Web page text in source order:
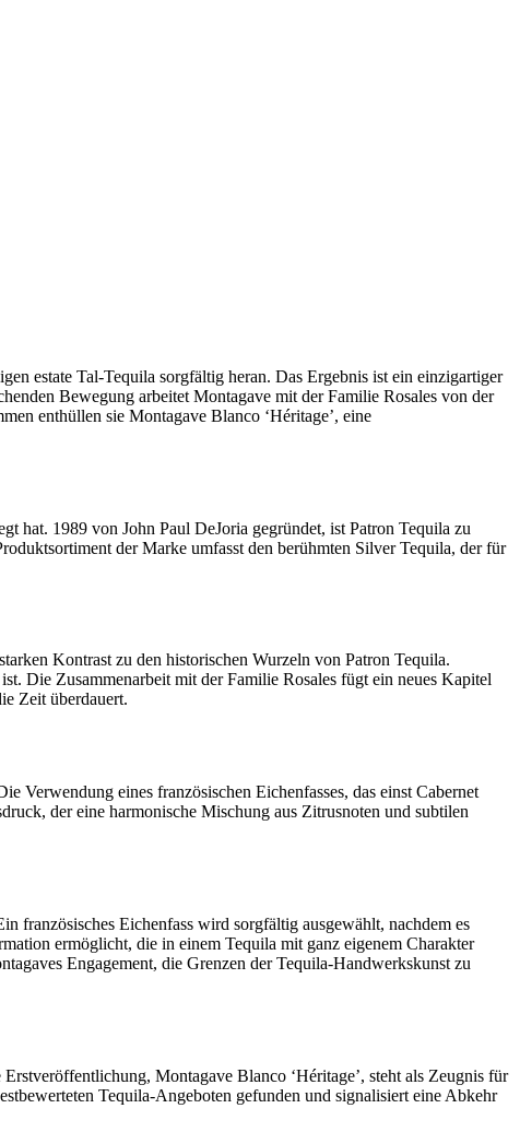
estate Tal-Tequila sorgfältig heran. Das Ergebnis ist ein einzigartiger
Bewegung arbeitet Montagave mit der Familie Rosales von der
enthüllen sie Montagave Blanco ‘Héritage’, eine
hat. 1989 von John Paul DeJoria gegründet, ist Patron Tequila zu
der Marke umfasst den berühmten Silver Tequila, der für
Kontrast zu den historischen Wurzeln von Patron Tequila.
Die Zusammenarbeit mit der Familie Rosales fügt ein neues Kapitel
Zeit überdauert.
Verwendung eines französischen Eichenfasses, das einst Cabernet
der eine harmonische Mischung aus Zitrusnoten und subtilen
französisches Eichenfass wird sorgfältig ausgewählt, nachdem es
ermöglicht, die in einem Tequila mit ganz eigenem Charakter
Engagement, die Grenzen der Tequila-Handwerkskunst zu
Montagave Blanco ‘Héritage’, steht als Zeugnis für
Tequila-Angeboten gefunden und signalisiert eine Abkehr